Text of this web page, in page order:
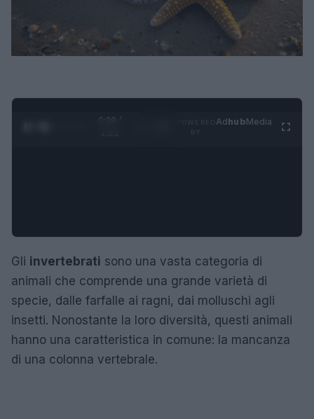
0:29 /
AdhubMedia
Gli invertebrati sono una vasta categoria di
animali che comprende una grande varietà di
specie, dalle farfalle ai ragni, dai molluschi agli
insetti. Nonostante la loro diversità, questi animali
hanno una caratteristica in comune: la mancanza
di una colonna vertebrale.